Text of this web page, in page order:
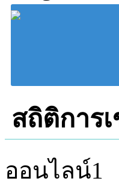
สถิติการ
ออนไลน์1